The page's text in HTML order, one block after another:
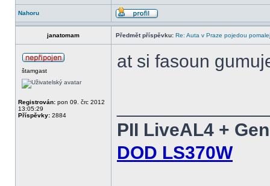
Nahoru
janatomam Předmět příspěvku: Re: Auta v Praze pojedou
štamgast
Registrován: pon 09. črc 2012
13:05:29
Příspěvky: 2884
at si fasoun
PII LiveAL4 +
DOD LS370W